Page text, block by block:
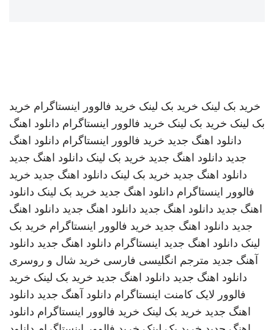
خرید بک لینک خرید بک لینک خرید فالوور اینستاگرام خرید
بک لینک خرید بک لینک خرید فالوور اینستاگرام دانلود اهنگ
دانلود اهنگ جدید خرید فالوور اینستاگرام دانلود اهنگ
جدید دانلود اهنگ جدید خرید بک لینک دانلود اهنگ جدید
دانلود اهنگ جدید خرید بک لینک دانلود اهنگ جدید خرید
فالوور اینستاگرام دانلود اهنگ جدید خرید بک لینک دانلود
اهنگ جدید دانلود اهنگ جدید دانلود اهنگ جدید دانلود اهنگ
جدید دانلود اهنگ جدید خرید فالوور اینستاگرام خرید بک
لینک دانلود اهنگ جدید اینستاگرام دانلود اهنگ جدید دانلود
آهنگ جدید مترجم انگلیسی فارسی خرید شال و روسری
دانلود اهنگ جدید دانلود اهنگ جدید خرید بک لینک خرید
فالوور لایک کامنت اینستاگرام دانلود آهنگ جدید دانلود
اهنگ جدید خرید بک لینک خرید فالوور اینستاگرام دانلود